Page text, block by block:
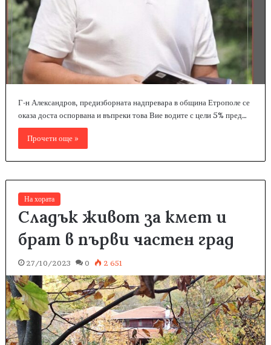
Г-н Александров, предизборната надпревара в община Етрополе се
оказа доста оспорвана и въпреки това Вие водите с цели 5% пред…
Прочети още »
На хората
Сладък живот за кмет и
брат в първи частен град
27/10/2023 0 2 651